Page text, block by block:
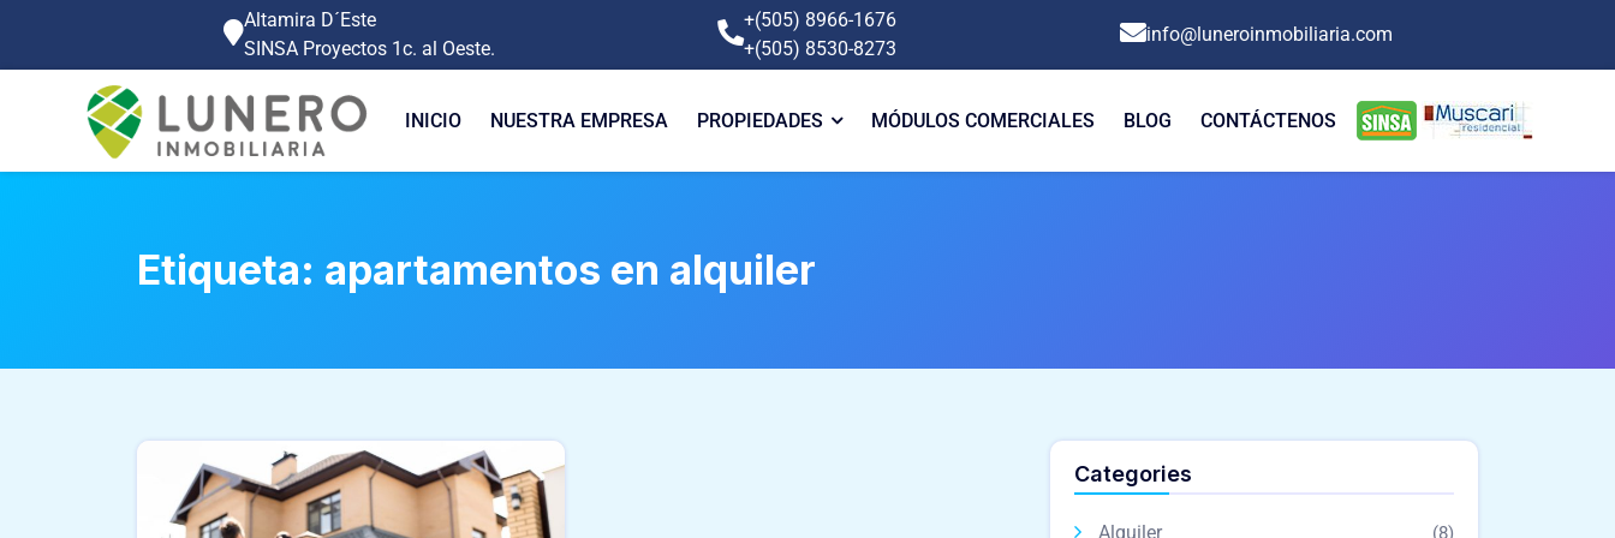
Altamira D´Este
SINSA Proyectos 1c. al Oeste.
+(505) 8966-1676
+(505) 8530-8273
info@luneroinmobiliaria.com
INICIO NUESTRA EMPRESA PROPIEDADES MÓDULOS COMERCIALES BLOG CONTÁCTENOS
Etiqueta: apartamentos en alquiler
Categories
Alquiler (8)